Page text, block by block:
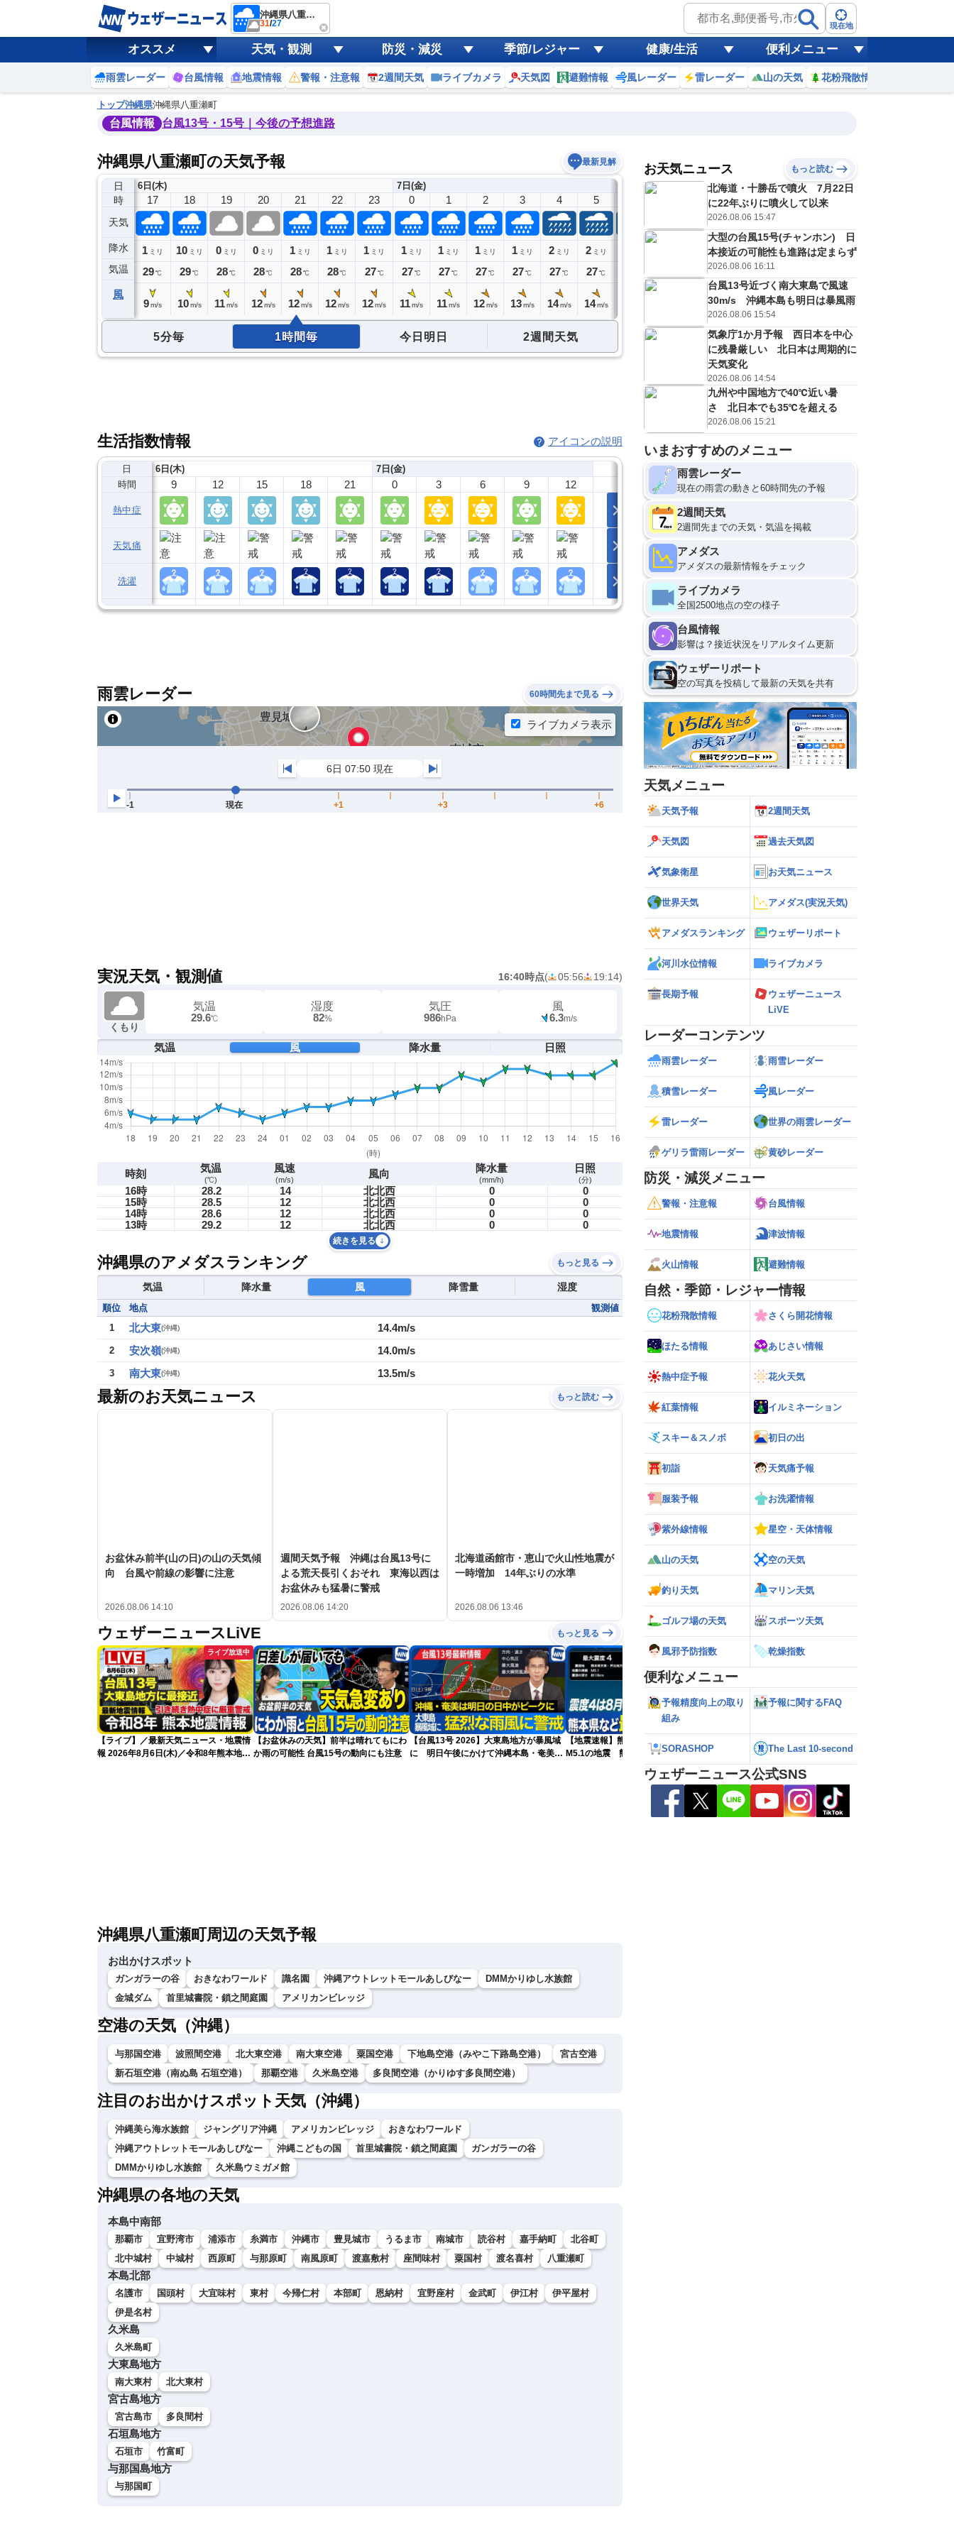
沖縄県八重瀬町
31/27 現在地
オススメ 天気・観測 防災・減災 季節/レジャー 健康/生活 便利メニュー
雨雲レーダー 台風情報 地震情報 警報・注意報 2週間天気 ライブカメラ 天気図 避難情報 風レーダー 雷レーダー 山の天気 花粉飛散情報
トップ沖縄県沖縄県八重瀬町
台風情報 台風13号・15号｜今後の予想進路
沖縄県八重瀬町の天気予報 最新見解
日
時
天気
降水
気温
風
6日(木)
16
0ミリ
30℃
17
1 ミリ
29℃
9 m/s
18
10 ミリ
29℃
10 m/s
19
0 ミリ
28℃
11m/s
20
0 ミリ
28℃
12 m/s
21
1 ミリ
28℃
12 m/s
22
1 ミリ
28℃
12 m/s
23
1 ミリ
27 ℃
12m/s
7日(金)
0
1 ミリ
27℃
11m/s
1
1 ミリ
27℃
11m/s
2
1 ミリ
27℃
12 m/s
3
1 ミリ
27℃
13 m/s
4
2 ミリ
27℃
14 m/s
5
2 ミリ
27℃
14 m/s
8
ミリ
28
m/s
9
13ミリ
28
14 m/s
10
5ミリ
28
13m/s
11
5ミリ
12m/s
29ミリ
12
5分毎 1時間毎 今日明日 2週間天気
生活指数情報 アイコンの説明
日
時間
熱中症
天気痛
洗濯
6日(木)
9 12 15 18 21
7日(金)
0 3 6 9 12
雨雲レーダー 60時間先まで見る
実況天気・観測値 16:40時点( 05:56 19:14)
くもり
気温
29.6℃
湿度
82%
気圧
986hPa
風
6.3m/s
気温 風 降水量 日照
時刻 気温
(℃)
風速
(m/s) 風向 降水量
(mm/h)
日照
(分)
16時 28.2 14 北北西 0
0
15時
28.5 12 北北西 0
0
14時
28.6 12 北北西 0
0
13時
29.2 12 北北西 0 0
続きを見る
沖縄県のアメダスランキング もっと見る
気温 降水量 風 降雪量 湿度
順位 地点
観測値
1
北大東(沖縄) 14.4m/s
2 安次嶺(沖縄) 14.0m/s
3 南大東(沖縄) 13.5m/s
最新のお天気ニュース もっと読む
お盆休み前半(山の日)の山の天気傾
向 台風や前線の影響に注意
2026.08.06 14:10
週間天気予報 沖縄は台風13号に
よる荒天長引くおそれ 東海以西は
お盆休みも猛暑に警戒
2026.08.06 14:20
北海道函館市・恵山で火山性地震が
一時増加 14年ぶりの水準
2026.08.06 13:46
ウェザーニュースLiVE もっと見る
ライブ放送中
【ライブ】／最新天気ニュース・地震情
報 2026年8月6日(木)／令和8年熊本地震
【お盆休みの天気】前半は晴れてもにわ
か雨の可能性 台風15号の動向にも注意
【台風13号 2026】大東島地方が暴風域
に 明日午後にかけて沖縄本島・奄美通
【地震速報】熊本県天草･芦北地方で
M5.1の地震 熊本県や長崎県、鹿児島県
【雨情報】関東は通勤通学時も弱い雨
日中は再び雨降りやすい
沖縄県八重瀬町周辺の天気予報
お出かけスポット
ガンガラーの谷 おきなわワールド 識名園 沖縄アウトレットモールあしびなー
DMMかりゆし水族館
金城ダム
首里城書院・鎖之間庭園 アメリカンビレッジ
空港の天気（沖縄）
与那国空港 波照間空港 北大東空港 南大東空港 粟国空港 下地島空港（みやこ下路島空港）
宮古空港
新石垣空港（南ぬ島 石垣空港）
那覇空港 久米島空港 多良間空港（かりゆす多良間空港）
注目のお出かけスポット天気（沖縄）
沖縄美ら海水族館 ジャングリア沖縄 アメリカンビレッジ
おきなわワールド
沖縄アウトレットモールあしびなー
沖縄こどもの国 首里城書院・鎖之間庭園
ガンガラーの谷
DMMかりゆし水族館
久米島ウミガメ館
沖縄県の各地の天気
本島中南部
那覇市 宜野湾市 浦添市 糸満市 沖縄市 豊見城市 うるま市 南城市 読谷村 嘉手納町
北谷町
北中城村
中城村 西原町 与那原町 南風原町 渡嘉敷村 座間味村 粟国村 渡名喜村 八重瀬町
本島北部
名護市 国頭村 大宜味村 東村 今帰仁村 本部町 恩納村 宜野座村 金武町 伊江村
伊平屋村
伊是名村
久米島
久米島町
大東島地方
南大東村 北大東村
宮古島地方
宮古島市 多良間村
石垣島地方
石垣市 竹富町
与那国島地方
与那国町
お天気ニュース もっと読む
北海道・十勝岳で噴火 7月22日
に22年ぶりに噴火して以来
2026.08.06 15:47
大型の台風15号(チャンホン) 日
本接近の可能性も進路は定まらず
2026.08.06 16:11
台風13号近づく南大東島で風速
30m/s 沖縄本島も明日は暴風雨
2026.08.06 15:54
気象庁1か月予報 西日本を中心
に残暑厳しい 北日本は周期的に
天気変化
2026.08.06 14:54
九州や中国地方で40℃近い暑
さ 北日本でも35℃を超える
2026.08.06 15:21
いまおすすめのメニュー
雨雲レーダー
現在の雨雲の動きと60時間先の予報
2週間天気
2週間先までの天気・気温を掲載
アメダス
アメダスの最新情報をチェック
ライブカメラ
全国2500地点の空の様子
台風情報
影響は？接近状況をリアルタイム更新
ウェザーリポート
空の写真を投稿して最新の天気を共有
天気メニュー
天気予報 2週間天気
天気図 過去天気図
気象衛星 お天気ニュース
世界天気 アメダス(実況天気)
アメダスランキング ウェザーリポート
河川水位情報 ライブカメラ
長期予報
ウェザーニュース
LiVE
レーダーコンテンツ
雨雲レーダー 雨雪レーダー
積雪レーダー 風レーダー
雷レーダー 世界の雨雲レーダー
ゲリラ雷雨レーダー 黄砂レーダー
防災・減災メニュー
警報・注意報 台風情報
地震情報 津波情報
火山情報 避難情報
自然・季節・レジャー情報
花粉飛散情報 さくら開花情報
ほたる情報 あじさい情報
熱中症予報 花火天気
紅葉情報 イルミネーション
スキー＆スノボ 初日の出
初詣 天気痛予報
服装予報 お洗濯情報
紫外線情報 星空・天体情報
山の天気 空の天気
釣り天気 マリン天気
ゴルフ場の天気 スポーツ天気
風邪予防指数 乾燥指数
便利なメニュー
予報精度向上の取り
組み
予報に関するFAQ
SORASHOP The Last 10-second
ウェザーニュース公式SNS